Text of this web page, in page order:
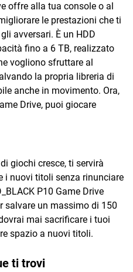
offre alla tua console o al
le prestazioni che ti
avversari. È un HDD
fino a 6 TB, realizzato
vogliono sfruttare al
la propria libreria di
anche in movimento. Ora,
Drive, puoi giocare
giochi cresce, ti servirà
i nuovi titoli senza rinunciare
P10 Game Drive
salvare un massimo di 150
mai sacrificare i tuoi
spazio a nuovi titoli.
ti trovi